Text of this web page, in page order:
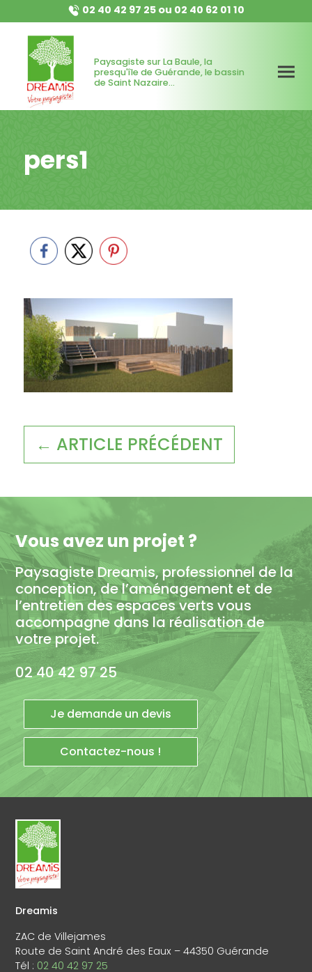
02 40 42 97 25ou 02 40 62 01 10
Paysagiste sur La Baule, la
presqu'île de Guérande, le bassin
de Saint Nazaire...
pers1
← ARTICLE PRÉCÉDENT
Vous avez un projet ?
Paysagiste Dreamis, professionnel de la
conception, de l’aménagement et de
l’entretien des espaces verts vous
accompagne dans la réalisation de
votre projet.
02 40 42 97 25
Je demande un devis
Contactez-nous !
Dreamis
ZAC de Villejames
Route de Saint André des Eaux – 44350 Guérande
Tél : 02 40 42 97 25